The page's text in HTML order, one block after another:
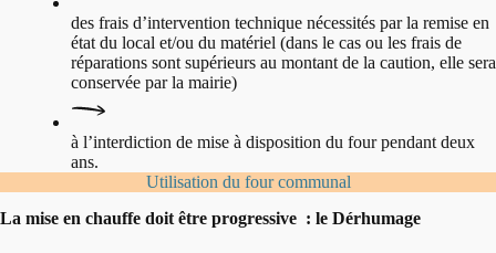
des frais d’intervention technique nécessités par la remise en
état du local et/ou du matériel (dans le cas ou les frais de
réparations sont supérieurs au montant de la caution, elle sera
conservée par la mairie)
à l’interdiction de mise à disposition du four pendant deux
ans.
Utilisation du four communal
La mise en chauffe doit être progressive : le Dérhumage